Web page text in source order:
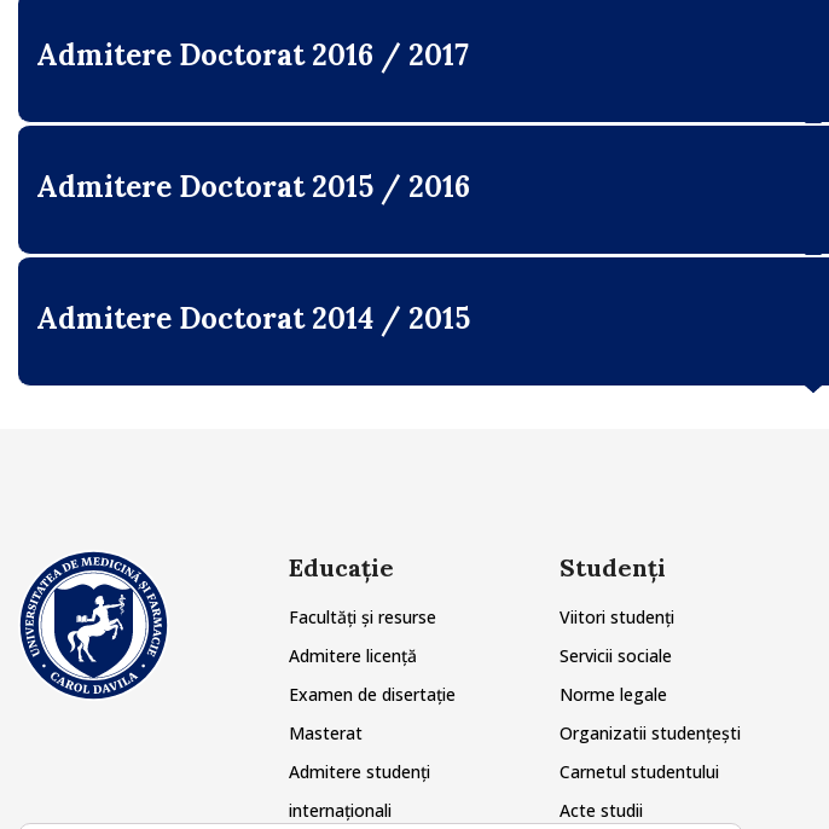
Admitere Doctorat 2016 / 2017
Admitere Doctorat 2015 / 2016
Admitere Doctorat 2014 / 2015
Educație
Facultăți și resurse
Admitere licență
Examen de disertație
Masterat
Admitere studenți
internaționali
Studenți
Viitori studenți
Servicii sociale
Norme legale
Organizatii studențești
Carnetul studentului
Acte studii